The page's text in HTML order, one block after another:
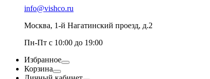
info@vishco.ru
Москва, 1-й Нагатинский проезд, д.2
Пн-Пт с 10:00 до 19:00
Избранное
Корзина